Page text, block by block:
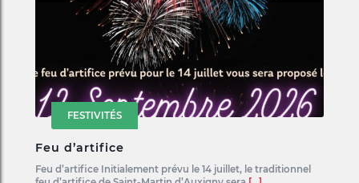
FESTIVITÉS
Feu d’artifice
Feu d’artifice Initialement prévu le 14 juillet, le traditionnel